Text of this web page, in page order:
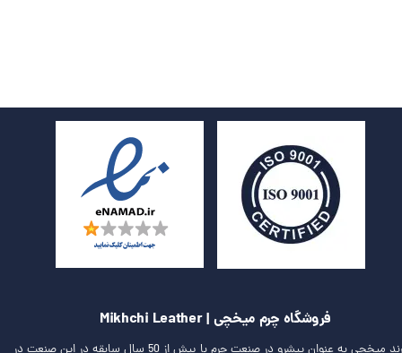
فروشگاه چرم میخچی | Mikhchi Leather